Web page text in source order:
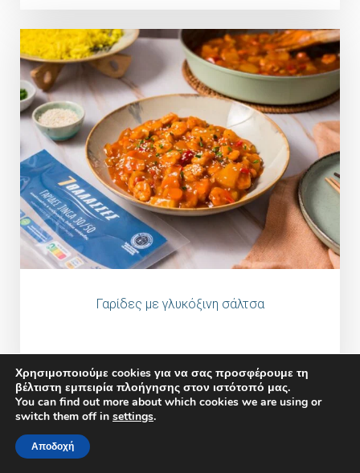
Γαρίδες με γλυκόξινη σάλτσα
Χρησιμοποιούμε cookies για να σας προσφέρουμε τη
βέλτιστη εμπειρία πλοήγησης στον ιστότοπό μας.
You can find out more about which cookies we are using or
switch them off in settings.
Αποδοχή